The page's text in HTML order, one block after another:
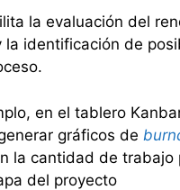
la evaluación del
la identificación de
en el tablero
gráficos de
la cantidad de trabajo
del proyecto